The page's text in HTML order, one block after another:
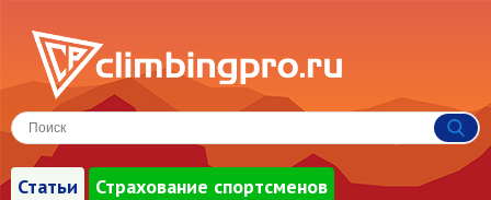
Статьи Страхование спортсменов